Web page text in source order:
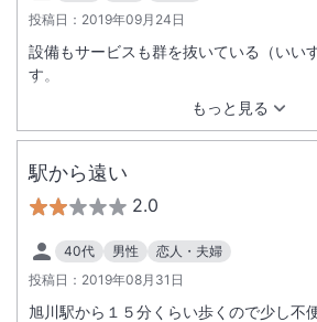
投稿日： 2019年09月24日
もっと見る
設備もサービスも群を抜いている（いい
す。
駅から遠い
2.0
40代 男性
恋人・夫婦
投稿日： 2019年08月31日
旭川駅から１５分くらい歩くので少し不